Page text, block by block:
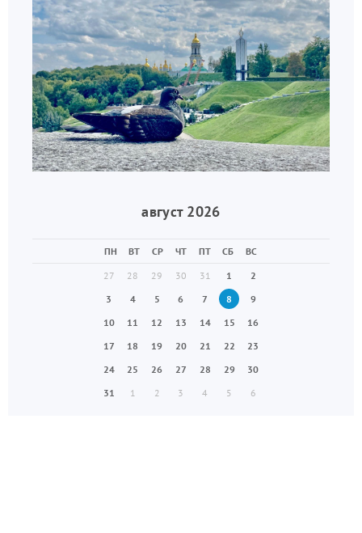
август 2026
ПН ВТ СР ЧТ ПТ СБ
ВС
27
28 29 30 31 1
2
3
4 5 6 7 8
9
10
11 12 13 14 15
16
17
18 19 20 21 22
23
24
25 26 27 28 29
30
31
1 2 3 4 5 6